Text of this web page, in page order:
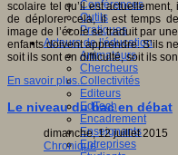
Conférences
Outils
Pratiques
Acteurs de l'éducation
Animateurs
Chercheurs
Collectivités
Editeurs
EdTech
Encadrement
Enseignants
Entreprises
scolaire tel qu’il est
de déplorer cela, il est temps
image de l’école se traduit par
enfants doivent apprendre. S’ils
soit ils sont en difficulté, soit ils
En savoir plus...
Le niveau du bac en débat
dimanche, 12 juillet 2015
Chronique